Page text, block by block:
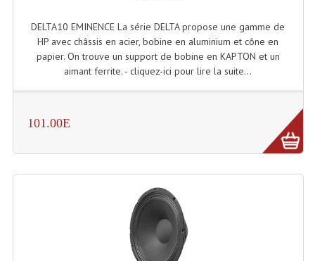
CRÉER UN COMPTE
DELTA10 EMINENCE La série DELTA propose une gamme de
HP avec châssis en acier, bobine en aluminium et cône en
papier. On trouve un support de bobine en KAPTON et un
aimant ferrite. - cliquez-ici pour lire la suite...
101.00E